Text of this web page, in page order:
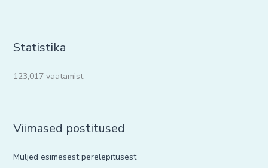
Statistika
123,017 vaatamist
Viimased postitused
Muljed esimesest perelepitusest